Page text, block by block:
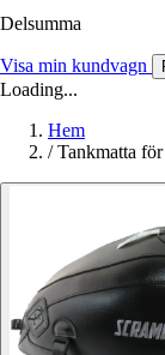
Delsumma
Visa min kundvagn
Loading...
Hem
/ Tankmatta